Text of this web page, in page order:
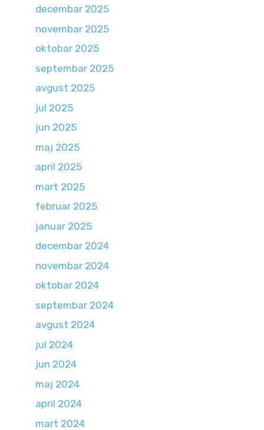
decembar 2025
novembar 2025
oktobar 2025
septembar 2025
avgust 2025
jul 2025
jun 2025
maj 2025
april 2025
mart 2025
februar 2025
januar 2025
decembar 2024
novembar 2024
oktobar 2024
septembar 2024
avgust 2024
jul 2024
jun 2024
maj 2024
april 2024
mart 2024